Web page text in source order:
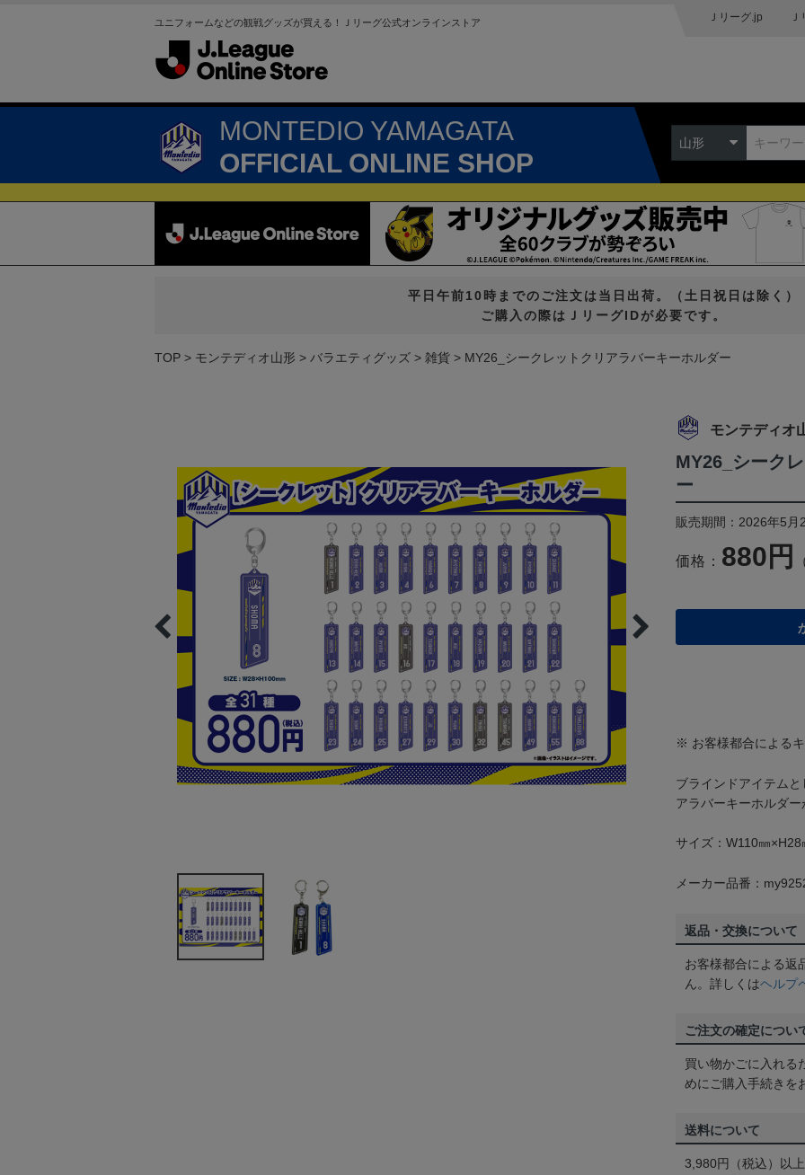
ユニフォームなどの観戦グッズが買える！Ｊリーグ公式オンラインストア Ｊリーグ.jp
MONTEDIO YAMAGATA
OFFICIAL ONLINE SHOP
山形
平日午前10時までのご注文は当日出荷。（土日祝日は除く）
ご購入の際はＪリーグIDが必要です。
TOP モンテディオ山形 バラエティグッズ 雑貨 MY26_シークレットクリアラバーキーホルダー
モンテディオ
MY26_シーク
ー
販売期間：2026年5
価格： 880円
※ お客様都合による
ブラインドアイテム
アラバーキーホルダ
サイズ：W110㎜×H28
メーカー品番：
返品・交換について
お客様都合による返
ん。詳しくはヘルプ
ご注文の確定につい
買い物かごに入れる
めにご購入手続きを
送料について
3,980円（税込）以